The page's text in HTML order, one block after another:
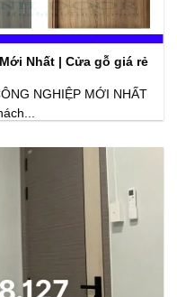
Nhất | Cửa gỗ giá rẻ
NGHIỆP MỚI NHẤT